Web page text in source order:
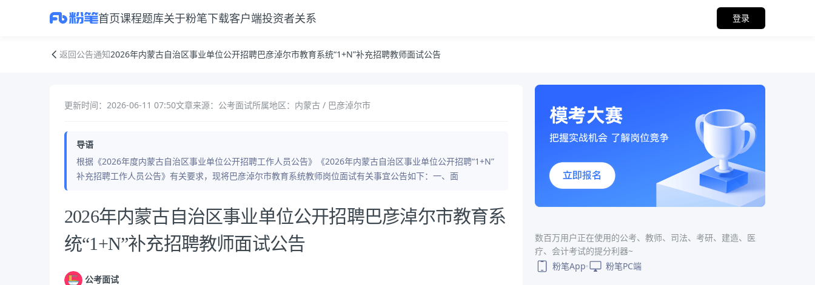
首页课程题库关于粉笔下载客户端投资者关系 登录
返回公告通知2026年内蒙古自治区事业单位公开招聘巴彦淖尔市教育系统“1+N”补充招聘教师面试公告
更新时间：2026-06-11 07:50文章来源：公考面试所属地区：内蒙古 / 巴彦淖尔市
导语
根据《2026年度内蒙古自治区事业单位公开招聘工作人员公告》《2026年内蒙古自治区事业单位公开招聘“1+N”
补充招聘工作人员公告》有关要求，现将巴彦淖尔市教育系统教师岗位面试有关事宜公告如下：一、面
公告正文
2026年内蒙古自治区事业单位公开招聘巴彦淖尔市教育系
统“1+N”补充招聘教师面试公告
公考面试
数百万用户正在使用的公考、教师、司法、考研、建造、医
疗、会计考试的提分利器~
粉笔App
粉笔PC端